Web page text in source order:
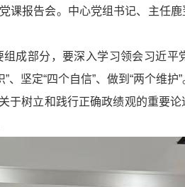
报告会。中心党组书记、主任
成部分，要深入学习领会习近
坚定“四个自信”、做到“两个维护”
树立和践行正确政绩观的重要